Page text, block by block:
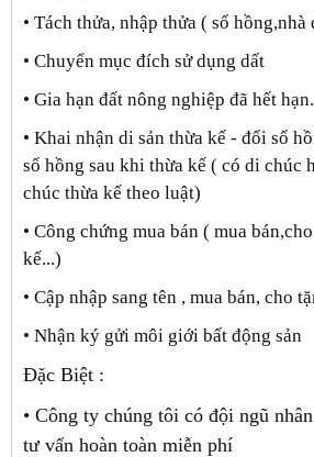
• Tách thửa, nhập thửa ( sổ hồng,nhà
• Chuyển mục đích sử dụng dất
• Gia hạn đất nông nghiệp đã hết
• Khai nhận di sản thừa kế - đổi sổ
sổ hồng sau khi thừa kế ( có di chúc
chúc thừa kế theo luật)
• Công chứng mua bán ( mua
kế...)
• Cập nhập sang tên , mua bán, cho
• Nhận ký gửi môi giới bất động sản
Đặc Biệt :
• Công ty chúng tôi có đội ngũ
tư vấn hoàn toàn miễn phí